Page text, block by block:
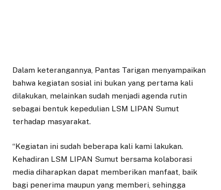
Dalam keterangannya, Pantas Tarigan menyampaikan
bahwa kegiatan sosial ini bukan yang pertama kali
dilakukan, melainkan sudah menjadi agenda rutin
sebagai bentuk kepedulian LSM LIPAN Sumut
terhadap masyarakat.
“Kegiatan ini sudah beberapa kali kami lakukan.
Kehadiran LSM LIPAN Sumut bersama kolaborasi
media diharapkan dapat memberikan manfaat, baik
bagi penerima maupun yang memberi, sehingga